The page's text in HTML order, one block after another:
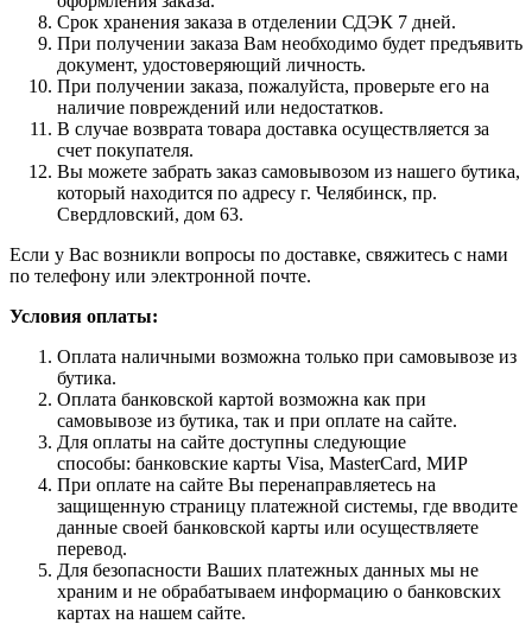
Срок хранения заказа в отделении СДЭК 7 дней.
При получении заказа Вам необходимо будет предъявить
документ, удостоверяющий личность.
При получении заказа, пожалуйста, проверьте его на
наличие повреждений или недостатков.
В случае возврата товара доставка осуществляется за
счет покупателя.
Вы можете забрать заказ самовывозом из нашего бутика,
который находится по адресу г. Челябинск, пр.
Свердловский, дом 63.
Если у Вас возникли вопросы по доставке, свяжитесь с нами
по телефону или электронной почте.
Условия оплаты:
Оплата наличными возможна только при самовывозе из
бутика.
Оплата банковской картой возможна как при
самовывозе из бутика, так и при оплате на сайте.
Для оплаты на сайте доступны следующие
способы: банковские карты Visa, MasterCard, МИР
При оплате на сайте Вы перенаправляетесь на
защищенную страницу платежной системы, где вводите
данные своей банковской карты или осуществляете
перевод.
Для безопасности Ваших платежных данных мы не
храним и не обрабатываем информацию о банковских
картах на нашем сайте.